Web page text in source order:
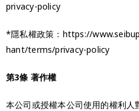
privacy-policy
*隱私權政策：https://
hant/terms/privacy-policy
第3條 著作權
本公司或授權本公司使用的權利